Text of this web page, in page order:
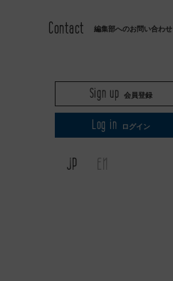
Contact 編集部へのお問い合わせ
Sign up 会員登録
Log in ログイン
JP